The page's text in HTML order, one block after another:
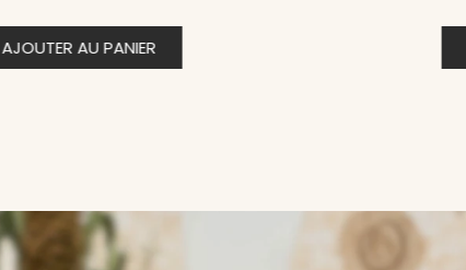
AJOUTER AU PANIER